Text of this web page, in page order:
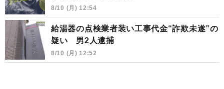
8/10 (月) 12:54
給湯器の点検業者装い工事代金“詐欺未遂”の
疑い 男2人逮捕
8/10 (月) 12:52